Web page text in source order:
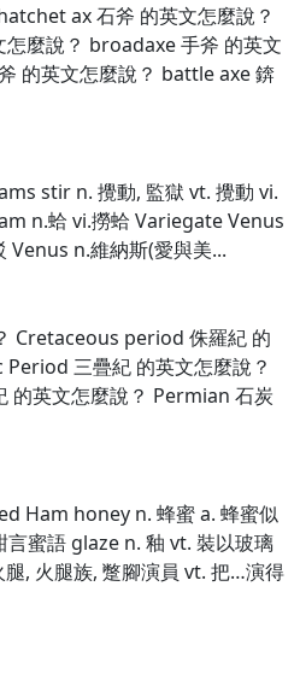
ax 石斧 的英文怎麼說？
麼說？ broadaxe 手斧 的英文
的英文怎麼說？ battle axe 錛
stir n. 攪動, 監獄 vt. 攪動 vi.
n.蛤 vi.撈蛤 Variegate Venus
n.維納斯(愛與美...
Cretaceous period 侏羅紀 的
三疊紀 的英文怎麼說？
的英文怎麼說？ Permian 石炭
Ham honey n. 蜂蜜 a. 蜂蜜似
言蜜語 glaze n. 釉 vt. 裝以玻璃
, 火腿族, 蹩腳演員 vt. 把…演得